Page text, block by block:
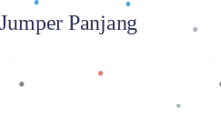
Panjang